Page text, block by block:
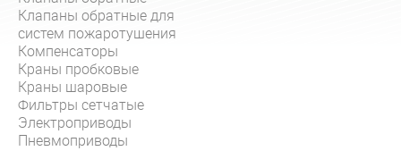
Клапаны обратные для
систем пожаротушения
Компенсаторы
Краны пробковые
Краны шаровые
Фильтры сетчатые
Электроприводы
Пневмоприводы